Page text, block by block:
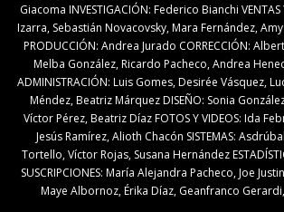
Giacoma INVESTIGACIÓN: Federico Bianchi VENTAS
Izarra, Sebastián Novacovsky, Mara Fernández,
PRODUCCIÓN: Andrea Jurado CORRECCIÓN:
Melba González, Ricardo Pacheco, Andrea
ADMINISTRACIÓN: Luis Gomes, Desirée Vásquez,
Méndez, Beatriz Márquez DISEÑO: Sonia
Víctor Pérez, Beatriz Díaz FOTOS Y VIDEOS: Ida
Jesús Ramírez, Alioth Chacón SISTEMAS:
Tortello, Víctor Rojas, Susana Hernández
SUSCRIPCIONES: María Alejandra Pacheco, Joe
Maye Albornoz, Érika Díaz, Geanfranco